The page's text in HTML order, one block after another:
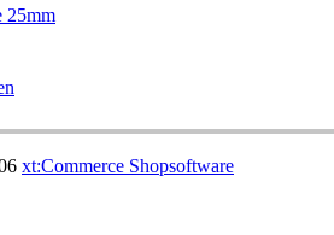
25mm
xt:Commerce Shopsoftware